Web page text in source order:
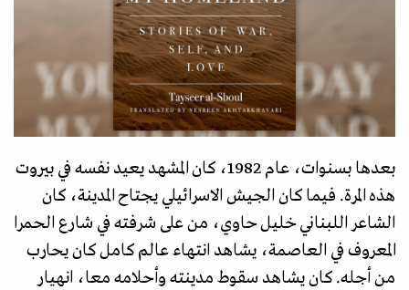
بعدها بسنوات، عام 1982، كان المشهد يعيد نفسه في بيروت
هذه المرة. فيما كان الجيش الاسرائيلي يجتاح المدينة، كان
الشاعر اللبناني خليل حاوي، من على شرفته في شارع الحمرا
المعروف في العاصمة، يشاهد انتهاء عالم كامل كان يحارب
من أجله. كان يشاهد سقوط مدينته وأحلامه معا، انهيار